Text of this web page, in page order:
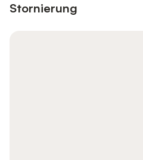
Stornierung